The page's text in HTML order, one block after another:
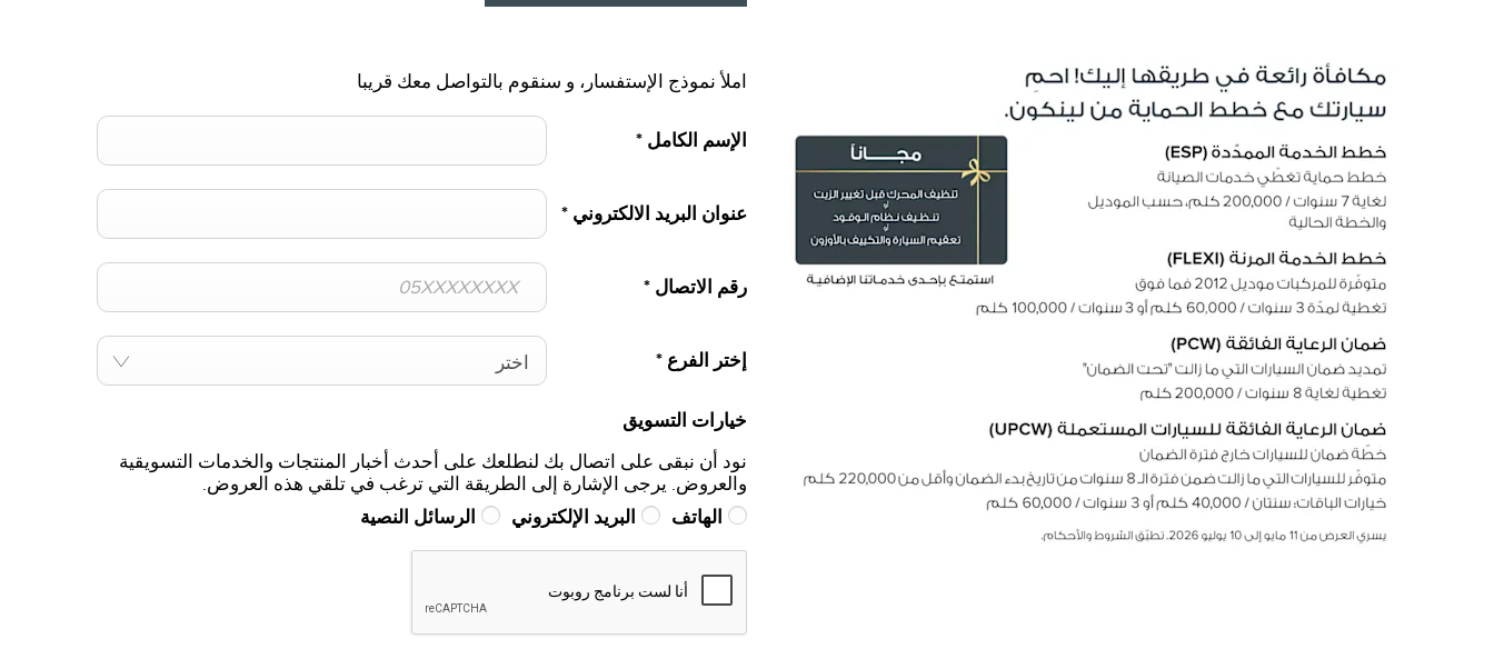
املأ نموذج الإستفسار، و سنقوم بالتواصل معك قريبا
الإسم الكامل *
عنوان البريد الالكتروني *
رقم الاتصال *
إختر الفرع * اختر
خيارات التسويق
نود أن نبقى على اتصال بك لنطلعك على أحدث أخبار المنتجات والخدمات التسويقية
والعروض. يرجى الإشارة إلى الطريقة التي ترغب في تلقي هذه العروض.
الهاتف
البريد الإلكتروني الرسائل النصية